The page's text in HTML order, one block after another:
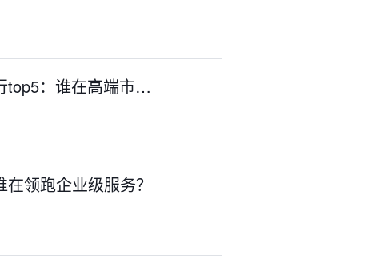
top5：谁在高端市…
领跑企业级服务？